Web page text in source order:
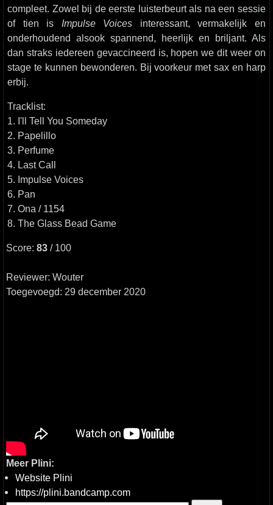
compleet. Zowel bij de eerste luisterbeurt als na een sessie
of tien is Impulse Voices interessant, vermakelijk en
onderhoudend alsook spannend, heerlijk en briljant. Als
dan straks iedereen gevaccineerd is, hopen we dit weer on
stage te kunnen bewonderen. Bij voorkeur met sax en harp
erbij.
Tracklist:
1. I'll Tell You Someday
2. Papelillo
3. Perfume
4. Last Call
5. Impulse Voices
6. Pan
7. Ona / 1154
8. The Glass Bead Game
Score: 83 / 100
Reviewer: Wouter
Toegevoegd: 29 december 2020
Meer Plini:
Website Plini
https://plini.bandcamp.com